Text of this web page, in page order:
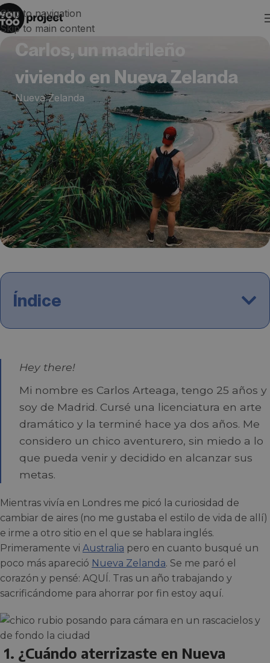
Skip to navigation
Skip to main content
Carlos, un madrileño
viviendo en Nueva Zelanda
Nueva Zelanda
Índice
Hey there!
Mi nombre es Carlos Arteaga, tengo 25 años y
soy de Madrid. Cursé una licenciatura en arte
dramático y la terminé hace ya dos años. Me
considero un chico aventurero, sin miedo a lo
que pueda venir y decidido en alcanzar sus
metas.
Mientras vivía en Londres me picó la curiosidad de
cambiar de aires (no me gustaba el estilo de vida de allí)
e irme a otro sitio en el que se hablara inglés.
Primeramente vi Australia pero en cuanto busqué un
poco más apareció Nueva Zelanda. Se me paró el
corazón y pensé: AQUÍ. Tras un año trabajando y
sacrificándome para ahorrar por fin estoy aquí.
1. ¿Cuándo aterrizaste en Nueva